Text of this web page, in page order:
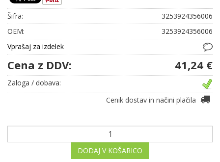
Šifra:
3253924356006
OEM:
3253924356006
Vprašaj za izdelek
Cena z DDV: 41,24 €
Zaloga / dobava:
Cenik dostav in načini plačila
DODAJ V KOŠARICO